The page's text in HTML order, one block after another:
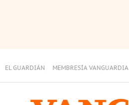
EL GUARDIÁN MEMBRESÍA VANGUARDIA